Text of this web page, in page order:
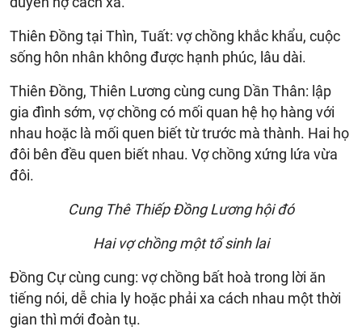
Thiên Đồng tại Thìn, Tuất: vợ chồng khắc khẩu, cuộc
sống hôn nhân không được hạnh phúc, lâu dài.
Thiên Đồng, Thiên Lương cùng cung Dần Thân: lập
gia đình sớm, vợ chồng có mối quan hệ họ hàng với
nhau hoặc là mối quen biết từ trước mà thành. Hai họ
đôi bên đều quen biết nhau. Vợ chồng xứng lứa vừa
đôi.
Cung Thê Thiếp Đồng Lương hội đó
Hai vợ chồng một tổ sinh lai
Đồng Cự cùng cung: vợ chồng bất hoà trong lời ăn
tiếng nói, dễ chia ly hoặc phải xa cách nhau một thời
gian thì mới đoàn tụ.